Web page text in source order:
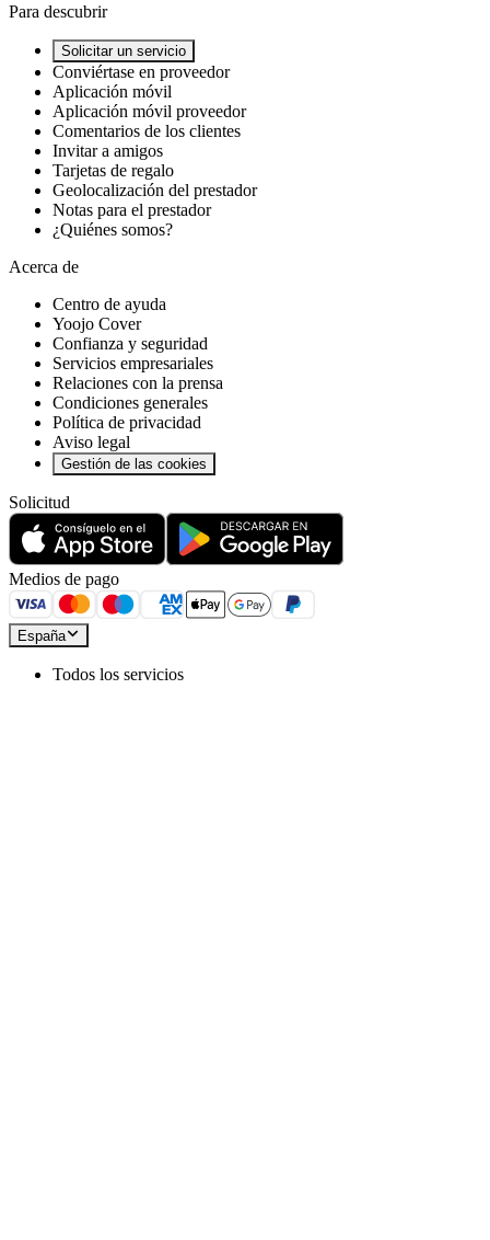
Para descubrir
Solicitar un servicio
Conviértase en proveedor
Aplicación móvil
Aplicación móvil proveedor
Comentarios de los clientes
Invitar a amigos
Tarjetas de regalo
Geolocalización del prestador
Notas para el prestador
¿Quiénes somos?
Acerca de
Centro de ayuda
Yoojo Cover
Confianza y seguridad
Servicios empresariales
Relaciones con la prensa
Condiciones generales
Política de privacidad
Aviso legal
Gestión de las cookies
Solicitud
Medios de pago
España
Todos los servicios